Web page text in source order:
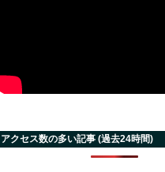
アクセス数の多い記事 (過去24時間)